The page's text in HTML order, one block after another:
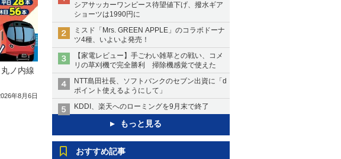
シアサッカーワンピース待望値下げ、撥水ギア
ショーツは1990円に
ミスド「Mrs. GREEN APPLE」のコラボドーナ
ツ4種、いよいよ発売！
【家電レビュー】手ごわい雑草との戦い、コメ
リの草刈機で完全勝利 掃除機感覚で使えた
NTT島田社長、ソフトバンクのセブン出資に「d
ポイント使えるようにして」
KDDI、楽天へのローミングを9月末で終了
もっと見る
おすすめ記事
ノ内線
年8月6日